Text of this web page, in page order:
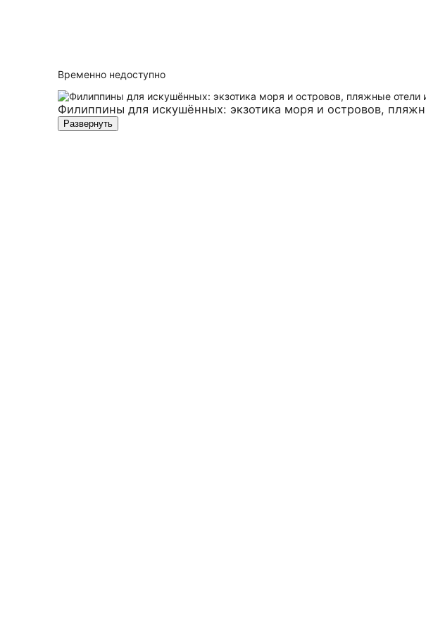
Временно недоступно
Филиппины для искушённых: экзотика моря и островов,
Развернуть